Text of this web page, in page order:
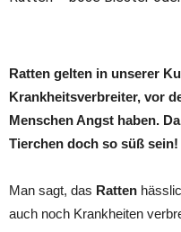
Ratten gelten in unserer
Krankheitsverbreiter, vor
Menschen Angst haben.
Tierchen doch so süß sein!
Man sagt, das Ratten
auch noch Krankheiten